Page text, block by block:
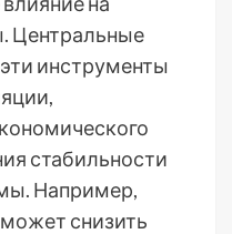
Центральные
инструменты
стабильности
Например,
снизить